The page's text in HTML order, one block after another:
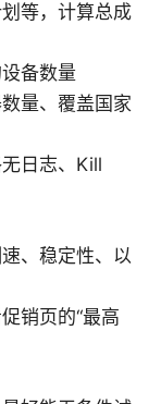
等，计算总成
备数量
量、覆盖国家
日志、Kill
、稳定性、以
销页的“最高